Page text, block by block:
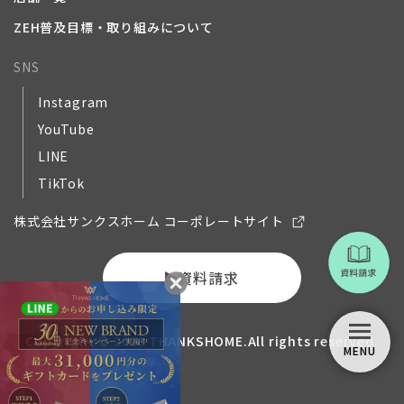
MENU
ZEH普及目標・取り組みについて
SNS
Instagram
YouTube
LINE
TikTok
株式会社サンクスホーム コーポレートサイト
資料請求
Copyright © 2018 THANKSHOME.All rights reserved.